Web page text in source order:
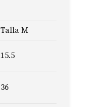
Talla M
15.5
36